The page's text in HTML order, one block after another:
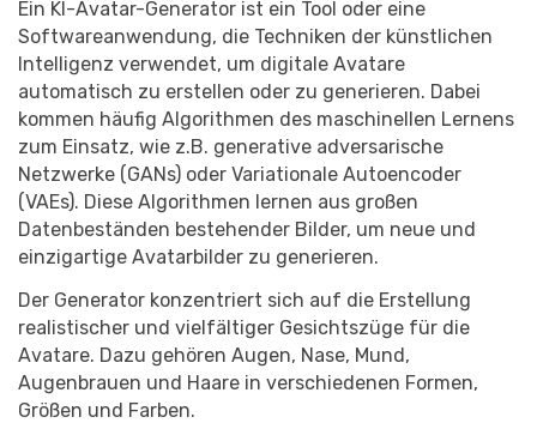
Ein KI-Avatar-Generator ist ein Tool oder eine
Softwareanwendung, die Techniken der künstlichen
Intelligenz verwendet, um digitale Avatare
automatisch zu erstellen oder zu generieren. Dabei
kommen häufig Algorithmen des maschinellen Lernens
zum Einsatz, wie z.B. generative adversarische
Netzwerke (GANs) oder Variationale Autoencoder
(VAEs). Diese Algorithmen lernen aus großen
Datenbeständen bestehender Bilder, um neue und
einzigartige Avatarbilder zu generieren.
Der Generator konzentriert sich auf die Erstellung
realistischer und vielfältiger Gesichtszüge für die
Avatare. Dazu gehören Augen, Nase, Mund,
Augenbrauen und Haare in verschiedenen Formen,
Größen und Farben.